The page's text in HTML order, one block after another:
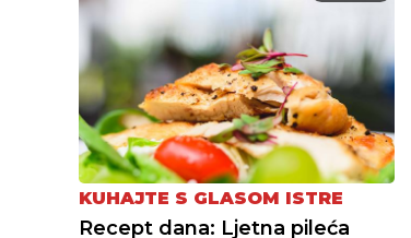
KUHAJTE S GLASOM ISTRE
Recept dana: Ljetna pileća